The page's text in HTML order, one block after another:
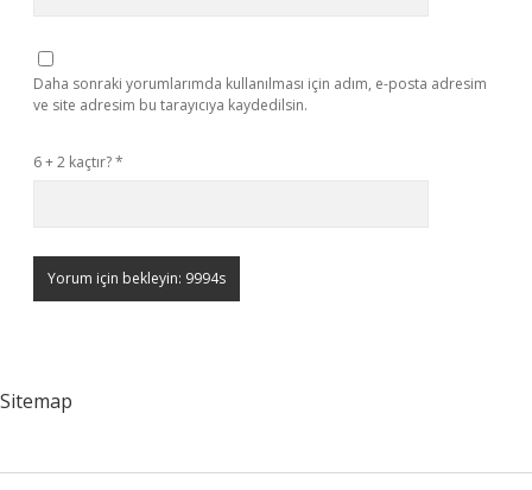
Daha sonraki yorumlarımda kullanılması için adım, e-posta adresim
ve site adresim bu tarayıcıya kaydedilsin.
6 + 2 kaçtır?*
Sitemap